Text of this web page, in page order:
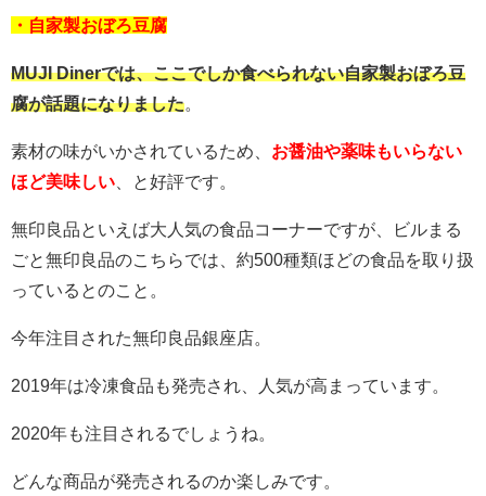
・自家製おぼろ豆腐
MUJI Dinerでは、ここでしか食べられない自家製おぼろ豆
腐が話題になりました
素材の味がいかされているため、 お醤油や薬味もいらない
ほど美味しい 、と好評です。
無印良品といえば大人気の食品コーナーですが、ビルまる
ごと無印良品のこちらでは、約500種類ほどの食品を取り扱
っているとのこと。
今年注目された無印良品銀座店。
2019年は冷凍食品も発売され、人気が高まっています。
2020年も注目されるでしょうね。
どんな商品が発売されるのか楽しみです。